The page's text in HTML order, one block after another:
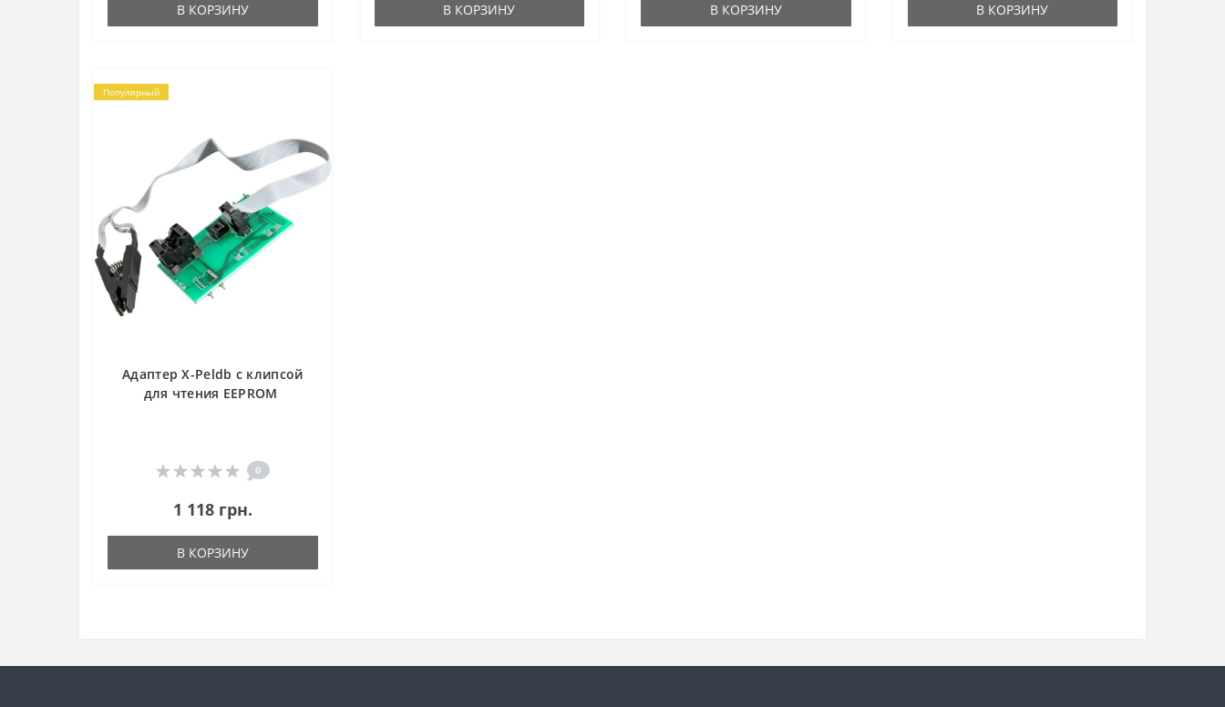
В КОРЗИНУ В КОРЗИНУ В КОРЗИНУ В КОРЗИНУ
Популярный
Адаптер X-Peldb с клипсой
для чтения EEPROM
0
1 118 грн.
В КОРЗИНУ